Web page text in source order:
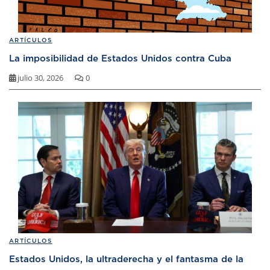
ARTÍCULOS
La imposibilidad de Estados Unidos contra Cuba
julio 30, 2026 0
ARTÍCULOS
Estados Unidos, la ultraderecha y el fantasma de la